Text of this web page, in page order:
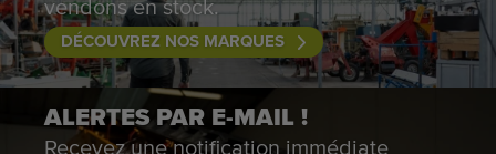
vendons en stock.
DÉCOUVREZ NOS MARQUES
ALERTES PAR E-MAIL !
Recevez une notification immédiate